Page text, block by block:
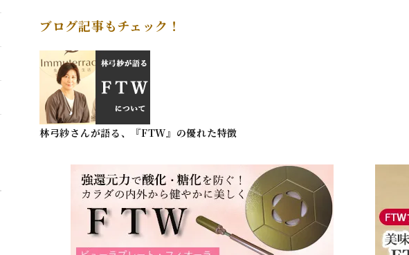
ブログ記事もチェック！
林弓紗さんが語る、『FTW』の優れた特徴